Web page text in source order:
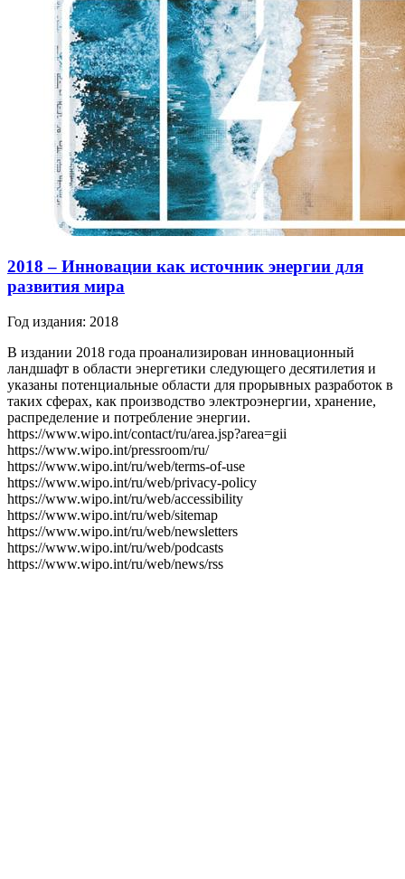
2018 – Инновации как источник энергии для
развития мира
Год издания: 2018
В издании 2018 года проанализирован инновационный
ландшафт в области энергетики следующего десятилетия и
указаны потенциальные области для прорывных разработок в
таких сферах, как производство электроэнергии, хранение,
распределение и потребление энергии.
https://www.wipo.int/contact/ru/area.jsp?area=gii
https://www.wipo.int/pressroom/ru/
https://www.wipo.int/ru/web/terms-of-use
https://www.wipo.int/ru/web/privacy-policy
https://www.wipo.int/ru/web/accessibility
https://www.wipo.int/ru/web/sitemap
https://www.wipo.int/ru/web/newsletters
https://www.wipo.int/ru/web/podcasts
https://www.wipo.int/ru/web/news/rss